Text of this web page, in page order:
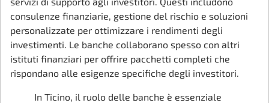
consulenze finanziarie, gestione del rischio e soluzioni
personalizzate per ottimizzare i rendimenti degli
investimenti. Le banche collaborano spesso con altri
istituti finanziari per offrire pacchetti completi che
rispondano alle esigenze specifiche degli investitori.
In Ticino, il ruolo delle banche è essenziale